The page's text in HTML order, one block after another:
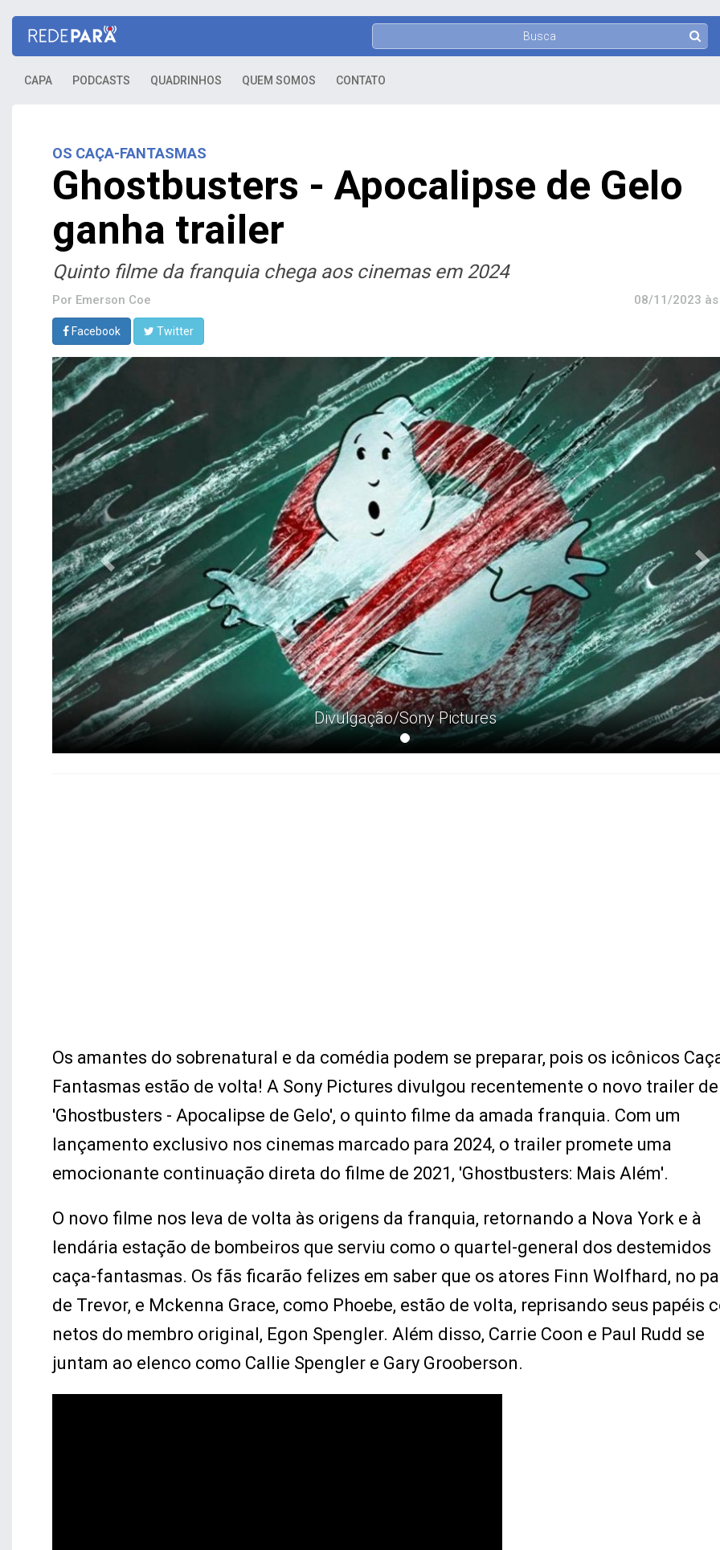
CAPA PODCASTS QUADRINHOS QUEM SOMOS CONTATO
OS CAÇA-FANTASMAS
Ghostbusters - Apocalipse de Gelo
ganha trailer
Quinto filme da franquia chega aos cinemas em 2024
Por Emerson Coe 08/11/2023
Facebook Twitter
Divulgação/Sony Pictures
Previous
Os amantes do sobrenatural e da comédia podem se preparar, pois os icônicos
Fantasmas estão de volta! A Sony Pictures divulgou recentemente o novo trailer de
'Ghostbusters - Apocalipse de Gelo', o quinto filme da amada franquia. Com um
lançamento exclusivo nos cinemas marcado para 2024, o trailer promete uma
emocionante continuação direta do filme de 2021, 'Ghostbusters: Mais Além'.
O novo filme nos leva de volta às origens da franquia, retornando a Nova York e à
lendária estação de bombeiros que serviu como o quartel-general dos destemidos
caça-fantasmas. Os fãs ficarão felizes em saber que os atores Finn Wolfhard, no
de Trevor, e Mckenna Grace, como Phoebe, estão de volta, reprisando seus papéis
netos do membro original, Egon Spengler. Além disso, Carrie Coon e Paul Rudd se
juntam ao elenco como Callie Spengler e Gary Grooberson.